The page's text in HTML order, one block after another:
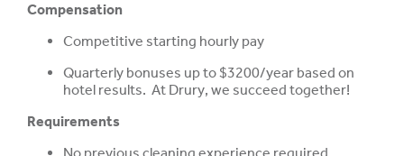
Compensation
Competitive starting hourly pay
Quarterly bonuses up to $3200/year based on
hotel results. At Drury, we succeed together!
Requirements